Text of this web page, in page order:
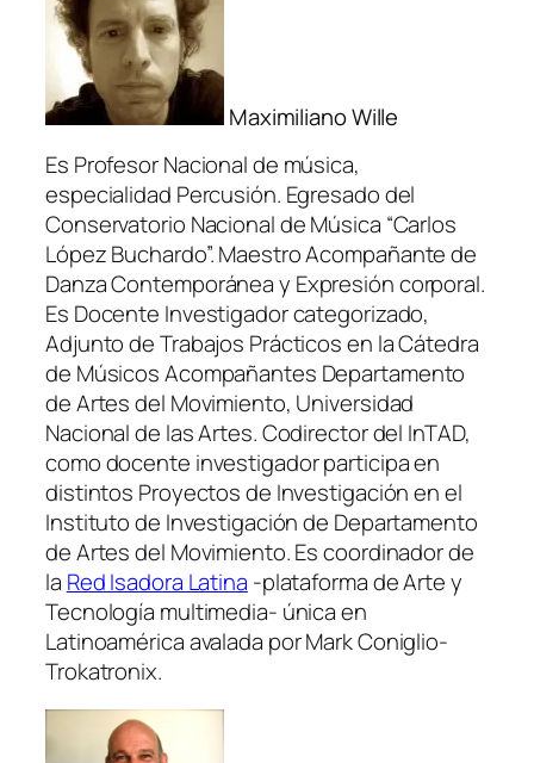
Maximiliano Wille
Es Profesor Nacional de música,
especialidad Percusión. Egresado del
Conservatorio Nacional de Música “Carlos
López Buchardo”. Maestro Acompañante de
Danza Contemporánea y Expresión corporal.
Es Docente Investigador categorizado,
Adjunto de Trabajos Prácticos en la Cátedra
de Músicos Acompañantes Departamento
de Artes del Movimiento, Universidad
Nacional de las Artes. Codirector del InTAD,
como docente investigador participa en
distintos Proyectos de Investigación en el
Instituto de Investigación de Departamento
de Artes del Movimiento. Es coordinador de
la Red Isadora Latina -plataforma de Arte y
Tecnología multimedia- única en
Latinoamérica avalada por Mark Coniglio-
Trokatronix.